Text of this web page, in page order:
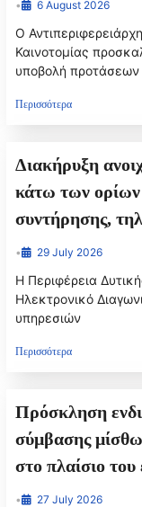
Engineering,
(«WeSTEMEU»)
την Τεχνολογία,
Μαθηματικά
01C0262).
• 6 August 2026
Ο
Καινοτομίας
υποβολή προτάσεων
Περισσότερα
Διακήρυξη
κάτω των ορίων
συντήρησης,
Διεύθυνση
Π.Ε Ηλείας, για
• 29 July 2026
Η Περιφέρεια
Ηλεκτρονικό
υπηρεσιών
Περισσότερα
Πρόσκληση
σύμβασης
στο πλαίσιο
Technologies
• 27 July 2026